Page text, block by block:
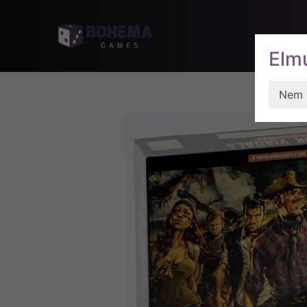
HANCÚR
Nem